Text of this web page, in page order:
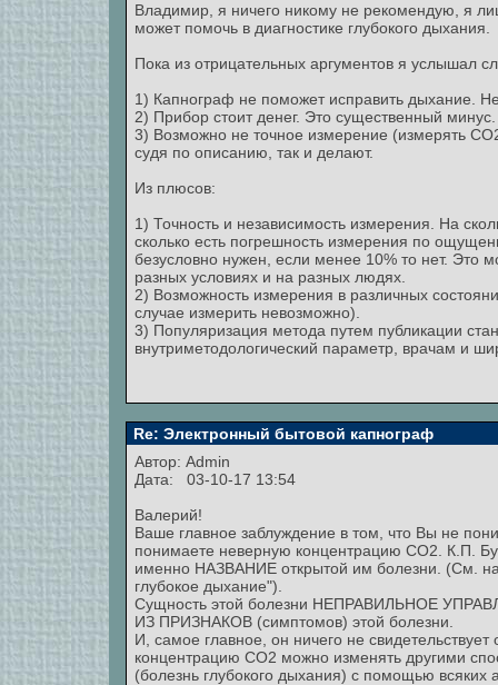
Владимир, я ничего никому не рекомендую, я
может помочь в диагностике глубокого дыхания.
Пока из отрицательных аргументов я услышал
1) Капнограф не поможет исправить дыхание.
2) Прибор стоит денег. Это существенный минус.
3) Возможно не точное измерение (измерять
судя по описанию, так и делают.
Из плюсов:
1) Точность и независимость измерения. На
сколько есть погрешность измерения по
безусловно нужен, если менее 10% то нет. Это
разных условиях и на разных людях.
2) Возможность измерения в различных
случае измерить невозможно).
3) Популяризация метода путем публикации
внутриметодологический параметр, врачам и
Re: Электронный бытовой капнограф
Автор: Admin
Дата: 03-10-17 13:54
Валерий!
Ваше главное заблуждение в том, что Вы не
понимаете неверную концентрацию СО2. К.П.
именно НАЗВАНИЕ открытой им болезни. (См.
глубокое дыхание").
Сущность этой болезни НЕПРАВИЛЬНОЕ
ИЗ ПРИЗНАКОВ (симптомов) этой болезни.
И, самое главное, он ничего не
концентрацию СО2 можно изменять другими
(болезнь глубокого дыхания) с помощью всяких